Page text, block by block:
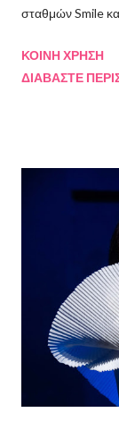
σταθμών Smile
Κακαβά θα
Λουκάς
πρόεδρος της
ιστορικός
Σκηνοθέτης:
"Ο πόλεμος δεν
Βαλούκου και τα
ΚΟΙΝΉ ΧΡΉΣΗ
ΔΙΑΒΆΣΤΕ